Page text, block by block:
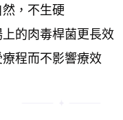
，不生硬
的肉毒桿菌更長效
程而不影響療效